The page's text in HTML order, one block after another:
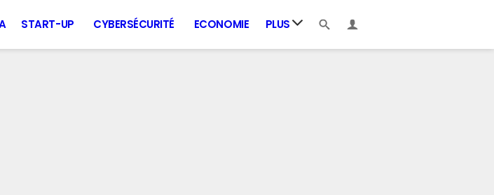
START-UP CYBERSÉCURITÉ ECONOMIE PLUS